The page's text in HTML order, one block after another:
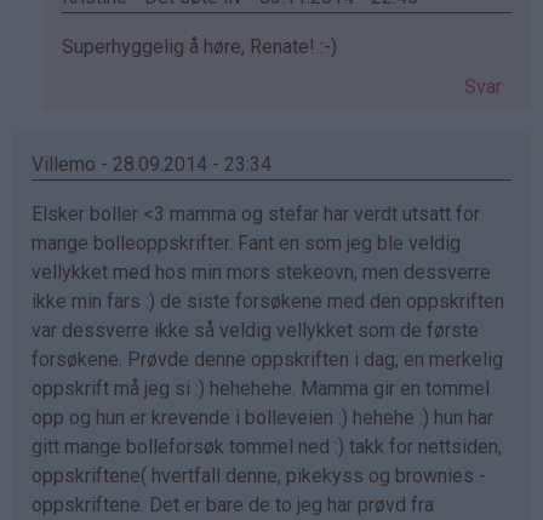
Som
Renate
bekreftet)
Superhyggelig å høre, Renate! :-)
Svar
Villemo - 28.09.2014 - 23:34
Elsker boller <3 mamma og stefar har verdt utsatt for
mange bolleoppskrifter. Fant en som jeg ble veldig
vellykket med hos min mors stekeovn, men dessverre
ikke min fars :) de siste forsøkene med den oppskriften
var dessverre ikke så veldig vellykket som de første
forsøkene. Prøvde denne oppskriften i dag, en merkelig
oppskrift må jeg si :) hehehehe. Mamma gir en tommel
opp og hun er krevende i bolleveien :) hehehe :) hun har
gitt mange bolleforsøk tommel ned :) takk for nettsiden,
oppskriftene( hvertfall denne, pikekyss og brownies -
oppskriftene. Det er bare de to jeg har prøvd fra